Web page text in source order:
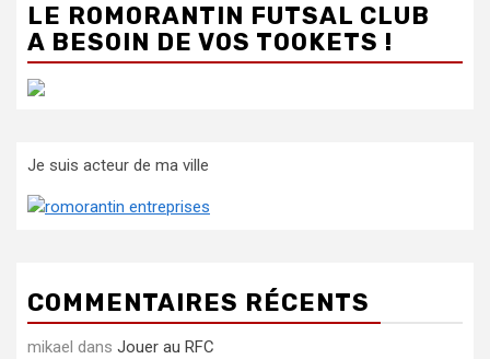
LE ROMORANTIN FUTSAL CLUB
A BESOIN DE VOS TOOKETS !
Je suis acteur de ma ville
COMMENTAIRES RÉCENTS
mikael dans Jouer au RFC